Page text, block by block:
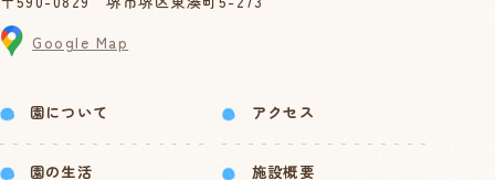
Google Map
園について
園の生活
アクセス
施設概要